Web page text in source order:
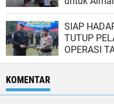
SIAP
TUTUP
OPERASI
KOMENTAR